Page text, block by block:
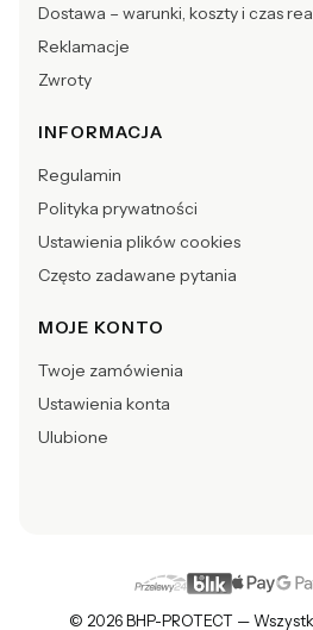
Dostawa – warunki, koszty i czas
Reklamacje
Zwroty
INFORMACJA
Regulamin
Polityka prywatności
Ustawienia plików cookies
Często zadawane pytania
MOJE KONTO
Twoje zamówienia
Ustawienia konta
Ulubione
© 2026 BHP-PROTECT —